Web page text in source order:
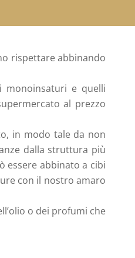
rispettare abbinando
monoinsaturi e quelli
al prezzo
in modo tale da non
dalla struttura più
essere abbinato a cibi
con il nostro amaro
o dei profumi che